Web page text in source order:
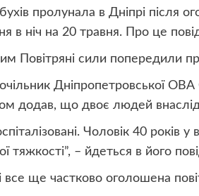
пролунала в Дніпрі після
в ніч на 20 травня. Про це
Повітряні сили попередили
очільник Дніпропетровської
додав, що двоє людей
Чоловік 40 років
тяжкості”, – йдеться в його
все ще частково оголошена